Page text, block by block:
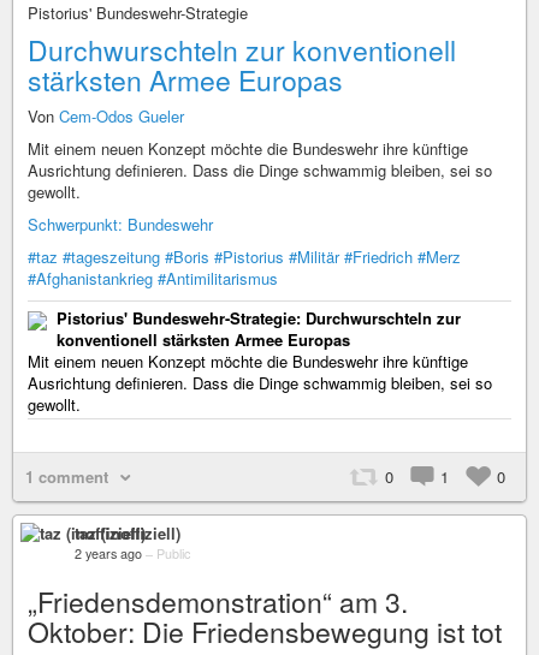
Pistorius' Bundeswehr-Strategie
Durchwurschteln zur konventionell
stärksten Armee Europas
Von Cem-Odos Gueler
Mit einem neuen Konzept möchte die Bundeswehr ihre künftige
Ausrichtung definieren. Dass die Dinge schwammig bleiben, sei so
gewollt.
Schwerpunkt: Bundeswehr
#taz #tageszeitung #Boris #Pistorius #Militär #Friedrich #Merz
#Afghanistankrieg #Antimilitarismus
Pistorius' Bundeswehr-Strategie: Durchwurschteln zur
konventionell stärksten Armee Europas
Mit einem neuen Konzept möchte die Bundeswehr ihre künftige
Ausrichtung definieren. Dass die Dinge schwammig bleiben, sei so
gewollt.
1 comment 0 1 0
taz (inoffiziell)
2 years ago – Public
„Friedensdemonstration“ am 3.
Oktober: Die Friedensbewegung ist tot